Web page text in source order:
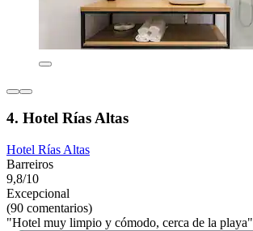
4. Hotel Rías Altas
Hotel Rías Altas
Barreiros
9,8/10
Excepcional
(90 comentarios)
"Hotel muy limpio y cómodo, cerca de la playa"